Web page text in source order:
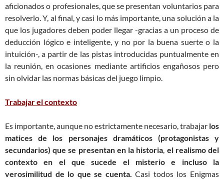
aficionados o profesionales, que se presentan voluntarios para
resolverlo. Y, al final, y casi lo más importante, una solución a la
que los jugadores deben poder llegar -gracias a un proceso de
deducción lógico e inteligente, y no por la buena suerte o la
intuición-, a partir de las pistas introducidas puntualmente en
la reunión, en ocasiones mediante artificios engañosos pero
sin olvidar las normas básicas del juego limpio.
Trabajar el contexto
Es importante, aunque no estrictamente necesario, trabajar los
matices de los personajes dramáticos (protagonistas y
secundarios) que se presentan en la historia, el realismo del
contexto en el que sucede el misterio e incluso la
verosimilitud de lo que se cuenta. Casi todos los Enigmas